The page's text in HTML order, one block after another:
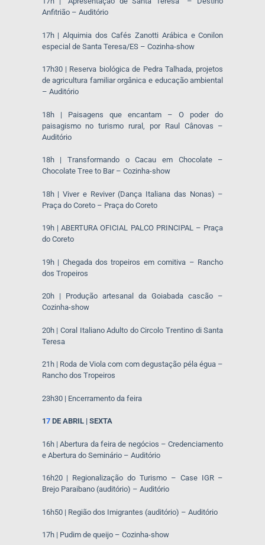
Anfitrião – Auditório
17h | Alquimia dos Cafés Zanotti Arábica e Conilon
especial de Santa Teresa/ES – Cozinha-show
17h30 | Reserva biológica de Pedra Talhada, projetos
de agricultura familiar orgânica e educação ambiental
– Auditório
18h | Paisagens que encantam – O poder do
paisagismo no turismo rural, por Raul Cânovas –
Auditório
18h | Transformando o Cacau em Chocolate –
Chocolate Tree to Bar – Cozinha-show
18h | Viver e Reviver (Dança Italiana das Nonas) –
Praça do Coreto – Praça do Coreto
19h | ABERTURA OFICIAL PALCO PRINCIPAL – Praça
do Coreto
19h | Chegada dos tropeiros em comitiva – Rancho
dos Tropeiros
20h | Produção artesanal da Goiabada cascão –
Cozinha-show
20h | Coral Italiano Adulto do Circolo Trentino di Santa
Teresa
21h | Roda de Viola com com degustação péla égua –
Rancho dos Tropeiros
23h30 | Encerramento da feira
17 DE ABRIL | SEXTA
16h | Abertura da feira de negócios – Credenciamento
e Abertura do Seminário – Auditório
16h20 | Regionalização do Turismo – Case IGR –
Brejo Paraibano (auditório) – Auditório
16h50 | Região dos Imigrantes (auditório) – Auditório
17h | Pudim de queijo – Cozinha-show